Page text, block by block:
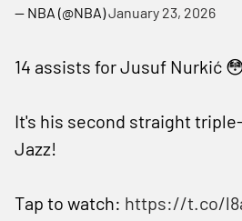
— NBA (@NBA)January 23, 2026
14 assists for Jusuf Nurkić
It's his second straight
Jazz!
Tap to watch: https://t.co/